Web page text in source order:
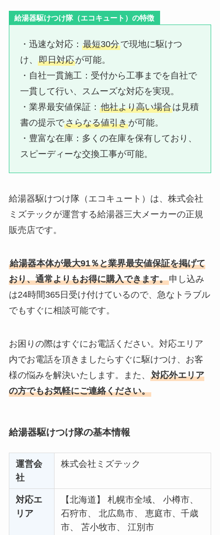
給湯器駆けつけ隊（エコキュート）の特徴
・迅速な対応：​最短30分で現地に駆けつ
け、即日対応が可能。
・自社一貫施工：​受付から工事までを自社で
一貫して行い、スムーズな対応を実現。
・業界最安値保証：​他社より高い場合は見積
書の提示でさらなる値引きが可能。
・豊富な在庫：​多くの在庫を保有しており、
スピーディーな交換工事が可能。
給湯器駆けつけ隊（エコキュート）は、株式会社
ミズテックが運営する給湯器三大メーカーの正規
販売店です。
給湯器本体が最大91％と業界最安値保証を掲げて
おり、通常よりもお得に購入できます。申し込み
は24時間365日受け付けているので、急なトラブル
でもすぐに相談可能です。
お困りの際はすぐにお電話ください。対応エリア
内でお電話を頂きましたらすぐに駆けつけ、お客
様の悩みを解決いたします。また、 対応外エリア
の方でもお気軽にご連絡ください。
給湯器駆けつけ隊の基本情報
運営会
社
株式会社ミズテック
対応エ
リア
【北海道】 札幌市全域、 小樽市、
石狩市、 北広島市、 恵庭市、千歳
市、 苫小牧市、 江別市